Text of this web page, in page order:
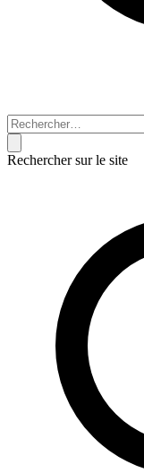
Rechercher sur le site